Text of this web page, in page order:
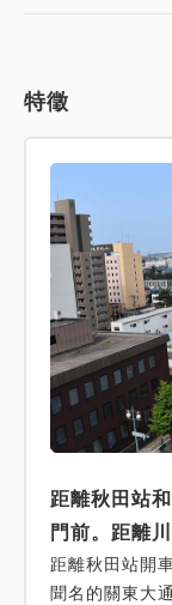
特徵
距離秋田站
門前。距離
距離秋田站開
聞名的關東大